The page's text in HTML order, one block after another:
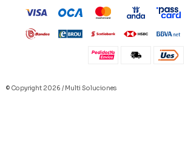
© Copyright 2026 / Multi Soluciones